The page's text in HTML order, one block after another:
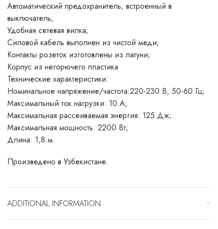
Автоматический предохранитель, встроенный в
выключатель;
Удобная сетевая вилка;
Силовой кабель выполнен из чистой меди;
Контакты розеток изготовлены из латуни;
Корпус из негорючего пластика
Технические характеристики:
Номинальное напряжение/частота:220-230 В, 50-60 Гц;
Максимальный ток нагрузки: 10 А;
Максимальная рассеиваемая энергия: 125 Дж;
Максимальная мощность: 2200 Вт;
Длина: 1,8 м.
Произведено в Узбекистане.
ADDITIONAL INFORMATION